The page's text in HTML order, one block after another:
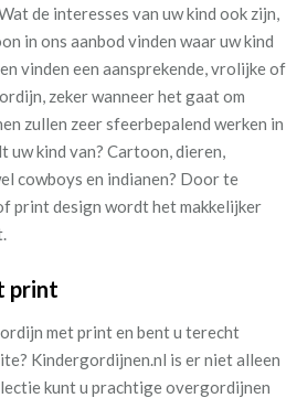
de interesses van uw kind ook zijn,
in ons aanbod vinden waar uw kind
vinden een aansprekende, vrolijke of
zeker wanneer het gaat om
zullen zeer sfeerbepalend werken in
uw kind van? Cartoon, dieren,
cowboys en indianen? Door te
print design wordt het makkelijker
print
met print en bent u terecht
Kindergordijnen.nl is er niet alleen
kunt u prachtige overgordijnen